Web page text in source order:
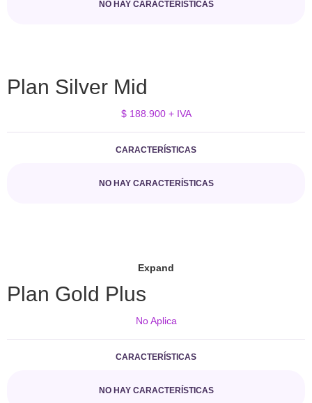
NO HAY CARACTERÍSTICAS
Plan Silver Mid
$ 188.900 + IVA
CARACTERÍSTICAS
NO HAY CARACTERÍSTICAS
Expand
Plan Gold Plus
No Aplica
CARACTERÍSTICAS
NO HAY CARACTERÍSTICAS